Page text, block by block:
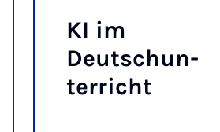
KI im
Deutsch­un­
ter­richt